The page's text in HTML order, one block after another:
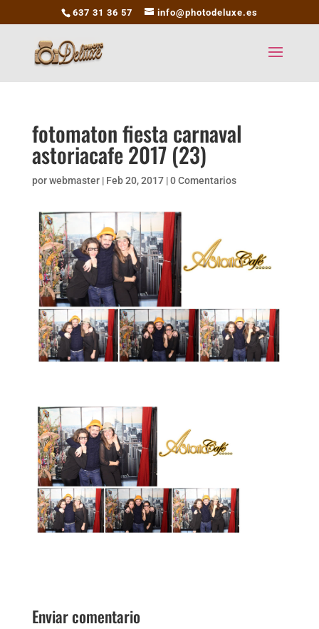
637 31 36 57 info@photodeluxe.es
fotomaton fiesta carnaval
astoriacafe 2017 (23)
porwebmaster| Feb 20, 2017|0 Comentarios
Enviar comentario